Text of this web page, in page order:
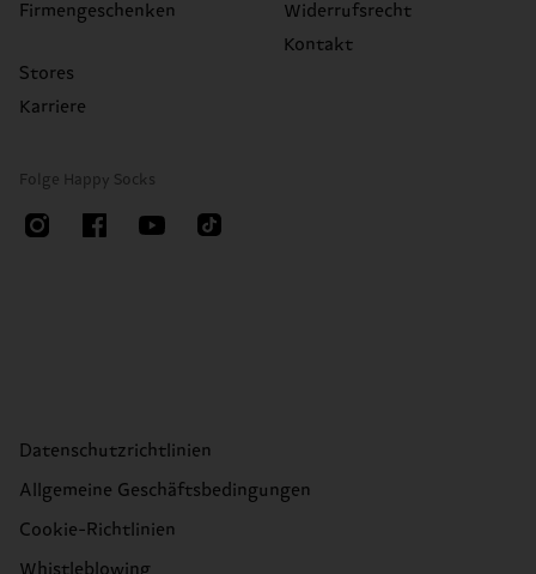
Firmengeschenken
Stores
Karriere
Widerrufsrecht
Kontakt
Folge Happy Socks
Datenschutzrichtlinien
Allgemeine Geschäftsbedingungen
Cookie-Richtlinien